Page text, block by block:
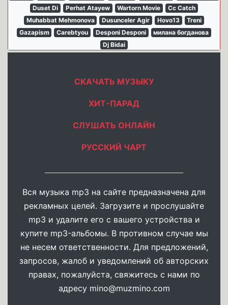
Duset Di
Perhat Atayew Wartorn Movie
Cc Catch
Muhabbat Mehmonova
Dusunceler Agir Hovo13
Treni
Gazapism
Carebtyou Desponi Desponi
милана богданова
Dj Bidai
СКАЧАТЬ МУЗЫКУ
ХИТ-ПАРАД
СЛУШАТЬ ОНЛАЙН
РУССКИЙ ЧАРТ
Вся музыка mp3 на сайте предназначена для
рекламных целей. Загрузите и прослушайте
mp3 и удалите его с вашего устройства и
купите mp3-альбомы. В противном случае мы
не несем ответственности. Для предложений,
запросов, жалоб и уведомлений об авторских
правах, пожалуйста, свяжитесь с нами по
адресу mino@muzmino.com